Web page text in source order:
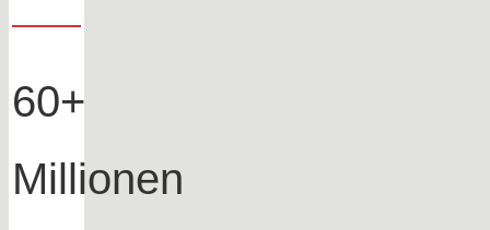
60+
Millionen